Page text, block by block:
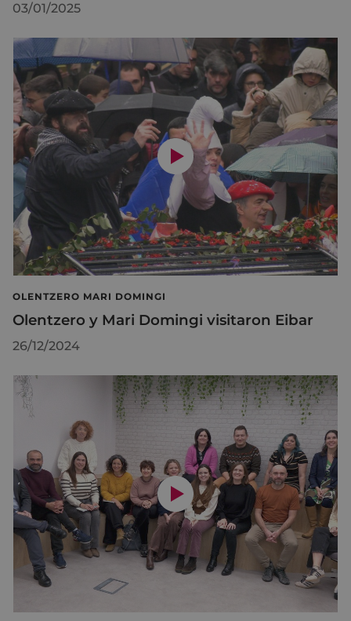
03/01/2025
OLENTZERO MARI DOMINGI
Olentzero y Mari Domingi visitaron Eibar
26/12/2024